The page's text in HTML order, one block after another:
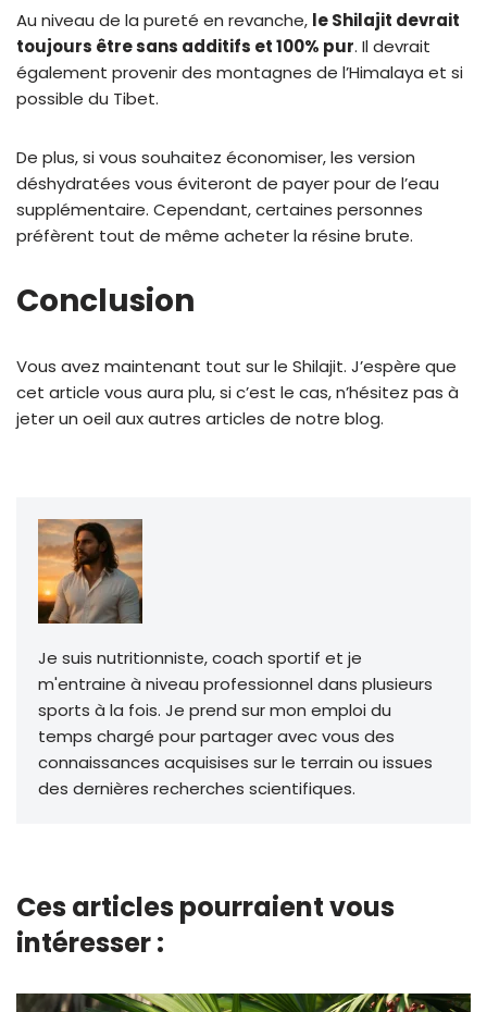
Au niveau de la pureté en revanche, le Shilajit devrait
toujours être sans additifs et 100% pur. Il devrait
également provenir des montagnes de l’Himalaya et si
possible du Tibet.
De plus, si vous souhaitez économiser, les version
déshydratées vous éviteront de payer pour de l’eau
supplémentaire. Cependant, certaines personnes
préfèrent tout de même acheter la résine brute.
Conclusion
Vous avez maintenant tout sur le Shilajit. J’espère que
cet article vous aura plu, si c’est le cas, n’hésitez pas à
jeter un oeil aux autres articles de notre blog.
Je suis nutritionniste, coach sportif et je
m'entraine à niveau professionnel dans plusieurs
sports à la fois. Je prend sur mon emploi du
temps chargé pour partager avec vous des
connaissances acquisises sur le terrain ou issues
des dernières recherches scientifiques.
Ces articles pourraient vous
intéresser :